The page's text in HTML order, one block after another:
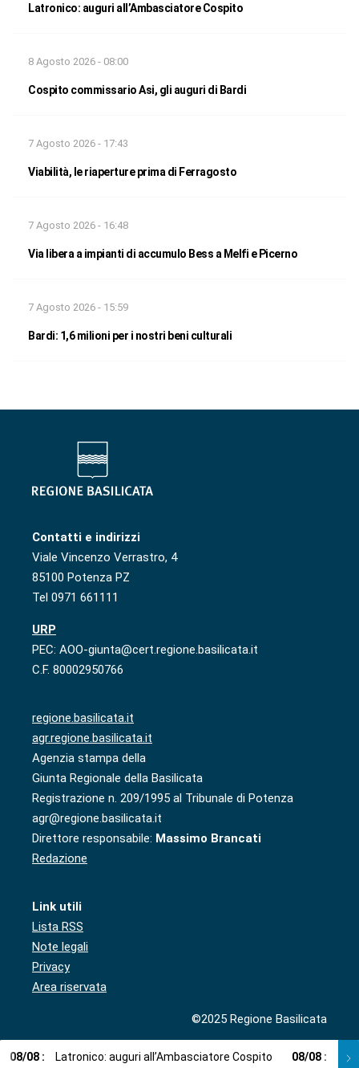
Latronico: auguri all’Ambasciatore Cospito
8 Agosto 2026 - 08:00
Cospito commissario Asi, gli auguri di Bardi
7 Agosto 2026 - 17:43
Viabilità, le riaperture prima di Ferragosto
7 Agosto 2026 - 16:48
Via libera a impianti di accumulo Bess a Melfi e Picerno
7 Agosto 2026 - 15:59
Bardi: 1,6 milioni per i nostri beni culturali
Contatti e indirizzi
Viale Vincenzo Verrastro, 4
85100 Potenza PZ
Tel 0971 661111
URP
PEC: AOO-giunta@cert.regione.basilicata.it
C.F. 80002950766
regione.basilicata.it
agr.regione.basilicata.it
Agenzia stampa della
Giunta Regionale della Basilicata
Registrazione n. 209/1995 al Tribunale di Potenza
agr@regione.basilicata.it
Direttore responsabile: Massimo Brancati
Redazione
Link utili
Lista RSS
Note legali
Privacy
Area riservata
©2025 Regione Basilicata
08/08 : Latronico: auguri all’Ambasciatore Cospito 08/08 :